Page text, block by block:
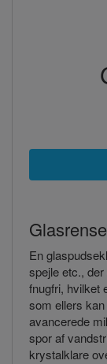
En
spejle etc.,
fnugfri, hvilket
som ellers
avancerede
spor af
krystalklare